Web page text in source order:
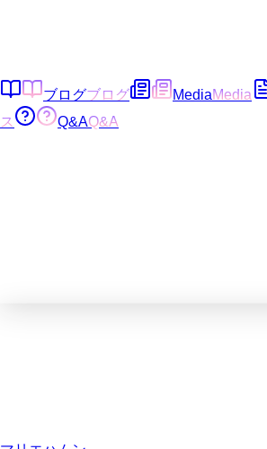
ブログブログ MediaMedia
ス
Q&AQ&A